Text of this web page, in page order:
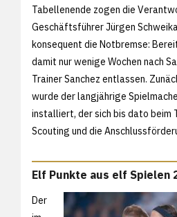
Tabellenende zogen die
Geschäftsführer Jürgen
konsequent die Notbremse:
damit nur wenige Wochen nach
Trainer Sanchez entlassen.
wurde der langjährige
installiert, der sich bis dato beim
Scouting und die
Elf Punkte aus elf Spielen
Der